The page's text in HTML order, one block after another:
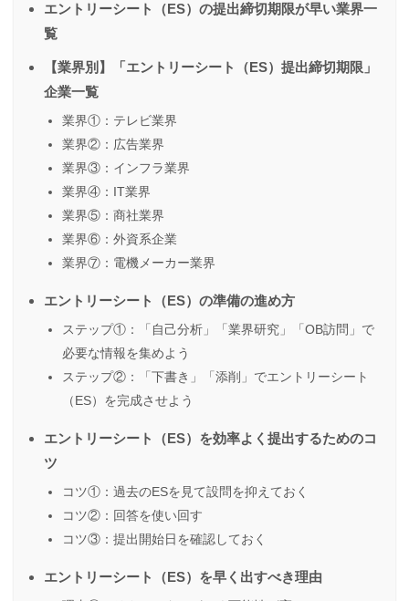
エントリーシート（ES）の提出締切期限が早い業界一
覧
【業界別】「エントリーシート（ES）提出締切期限」
企業一覧
業界①：テレビ業界
業界②：広告業界
業界③：インフラ業界
業界④：IT業界
業界⑤：商社業界
業界⑥：外資系企業
業界⑦：電機メーカー業界
エントリーシート（ES）の準備の進め方
ステップ①：「自己分析」「業界研究」「OB訪問」で
必要な情報を集めよう
ステップ②：「下書き」「添削」でエントリーシート
（ES）を完成させよう
エントリーシート（ES）を効率よく提出するためのコ
ツ
コツ①：過去のESを見て設問を抑えておく
コツ②：回答を使い回す
コツ③：提出開始日を確認しておく
エントリーシート（ES）を早く出すべき理由